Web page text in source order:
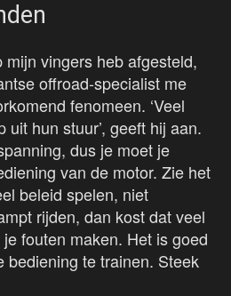
vingers heb afgesteld,
offroad-specialist me
fenomeen. ‘Veel
uit hun stuur’, geeft hij aan.
dus je moet je
van de motor. Zie het
beleid spelen, niet
rijden, dan kost dat veel
fouten maken. Het is goed
bediening te trainen. Steek